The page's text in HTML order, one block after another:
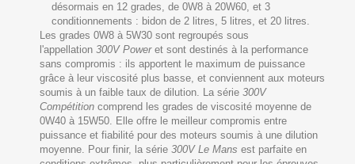
désormais en 12 grades, de 0W8 à 20W60, et 3
conditionnements : bidon de 2 litres, 5 litres, et 20 litres.
Les grades 0W8 à 5W30 sont regroupés sous
l'appellation 300V Poweret sont destinés à la performance
sans compromis : ils apportent le maximum de puissance
grâce à leur viscosité plus basse, et conviennent aux moteurs
soumis à un faible taux de dilution. La série 300V
Compétition comprend les grades de viscosité moyenne de
0W40 à 15W50. Elle offre le meilleur compromis entre
puissance et fiabilité pour des moteurs soumis à une dilution
moyenne. Pour finir, la série 300V Le Mans est parfaite en